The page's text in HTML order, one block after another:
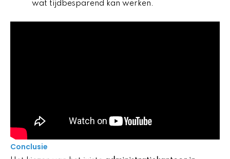
wat tijdbesparend kan werken.
Conclusie